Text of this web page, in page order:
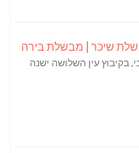
בקיבוץ עין השלושה ישנה